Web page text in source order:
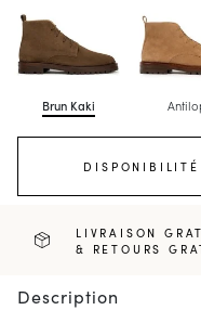
Brun Kaki
LIVRAISON
& RETOURS
Description